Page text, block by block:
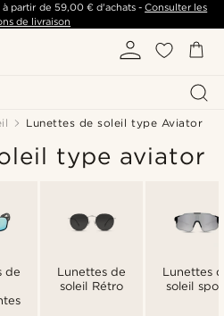
partir de 59,00 €d'achats -Consulter les
de livraison
Lunettes de soleil type Aviator
type aviator
de
Lunettes de
soleil Rétro
Lunettes
soleil